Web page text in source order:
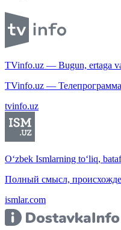
TVinfo.uz — Bugun, ertaga
TVinfo.uz —
tvinfo.uz
O‘zbek Ismlarning to‘liq,
Полный смысл,
ismlar.com